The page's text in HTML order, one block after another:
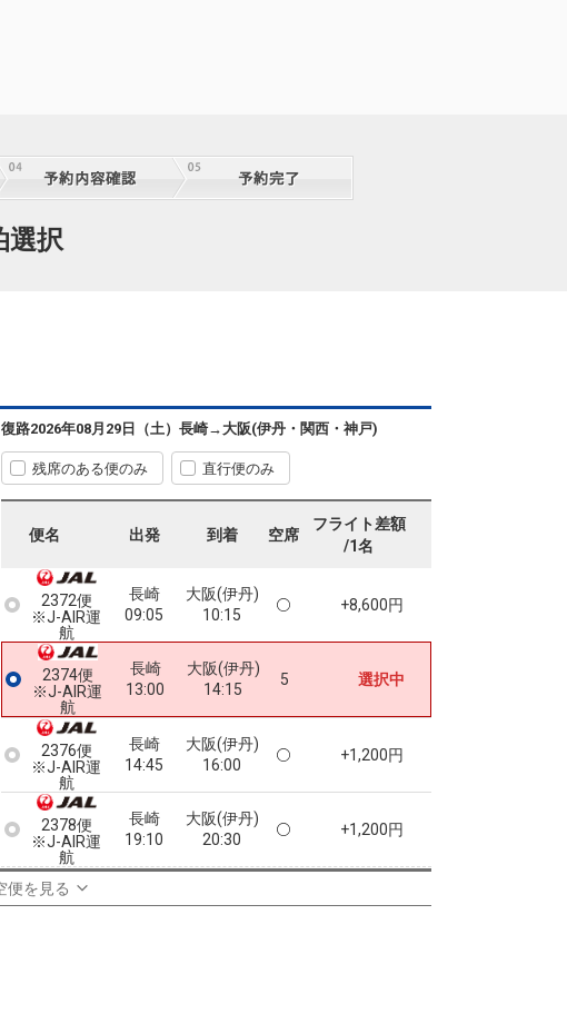
選択
復路2026年08月29日（土） 長崎→大阪(伊丹・関西・神戸)
残席のある便のみ 直行便のみ
便名 出発 到着 空席
フライト差額
/1名
2372便
※J-AIR運
航
長崎
09:05
大阪(伊丹)
10:15
+8,600円
2374便
※J-AIR運
航
長崎
13:00
大阪(伊丹)
14:15
5 選択中
2376便
※J-AIR運
航
長崎
14:45
大阪(伊丹)
16:00
+1,200円
2378便
※J-AIR運
航
長崎
19:10
大阪(伊丹)
20:30
+1,200円
クラスJを利用する
便を見る